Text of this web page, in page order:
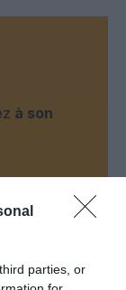
parties, or
à son